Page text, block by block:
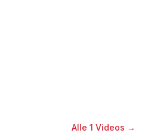
Alle 1 Videos →